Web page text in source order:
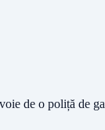
de o poliță de